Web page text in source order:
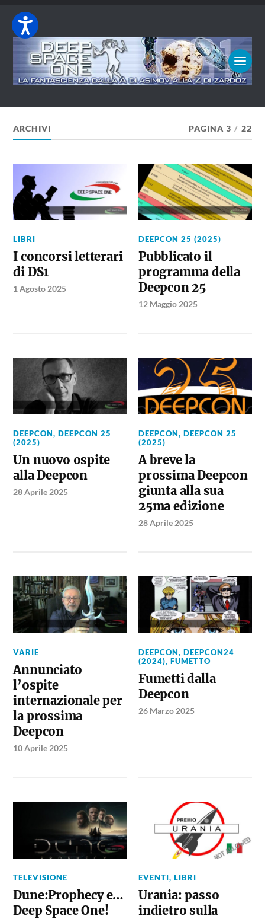
ARCHIVI PAGINA 3 / 22
LIBRI
I concorsi letterari
di DS1
1 Agosto 2025
DEEPCON 25 (2025)
Pubblicato il
programma della
Deepcon 25
12 Maggio 2025
DEEPCON,DEEPCON 25
(2025)
Un nuovo ospite
alla Deepcon
28 Aprile 2025
DEEPCON,DEEPCON 25
(2025)
A breve la
prossima Deepcon
giunta alla sua
25ma edizione
28 Aprile 2025
VARIE
Annunciato
l’ospite
internazionale per
la prossima
Deepcon
10 Aprile 2025
DEEPCON,DEEPCON24
(2024),FUMETTO
Fumetti dalla
Deepcon
26 Marzo 2025
TELEVISIONE
Dune:Prophecy e…
Deep Space One!
EVENTI,LIBRI
Urania: passo
indietro sulla